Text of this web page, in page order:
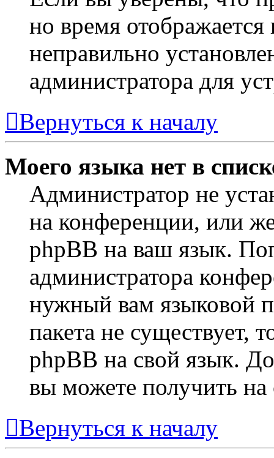
но время
неправильно
администратора для
Вернуться к началу
Моего языка нет в
Администратор не
на конференции, или
phpBB на ваш язык.
администратора
нужный вам языковой
пакета не существует,
phpBB на свой язык.
вы можете получить на
Вернуться к началу